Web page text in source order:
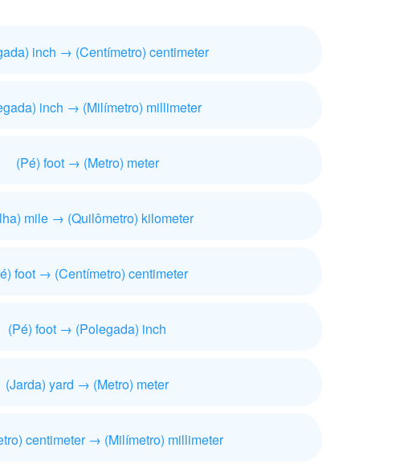
inch → (Centímetro) centimeter
inch → (Milímetro) millimeter
(Pé) foot → (Metro) meter
mile → (Quilômetro) kilometer
foot → (Centímetro) centimeter
(Pé) foot → (Polegada) inch
(Jarda) yard → (Metro) meter
centimeter → (Milímetro) millimeter